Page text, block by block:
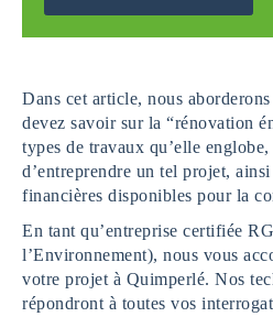
Dans cet article, nous
devez savoir sur la “rénovation
types de travaux qu’elle englobe,
d’entreprendre un tel projet,
financières disponibles pour la
En tant qu’entreprise certifiée
l’Environnement), nous vous
votre projet à Quimperlé. Nos
répondront à toutes vos